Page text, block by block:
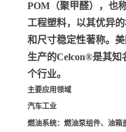
POM（聚甲醛）
，也
工程塑料，以其优异
和尺寸稳定性著称。美
生产的Celcon®是其知
个行业。
主要应用领域
汽车工业
燃油系统：燃油泵组件、油箱